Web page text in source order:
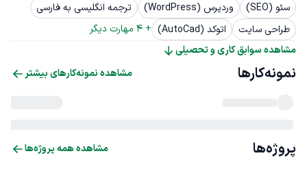
سئو (SEO)
وردپرس (WordPress)
ترجمه انگلیسی به فارسی
طراحی سایت
اتوکد (AutoCad) +
4 مهارت دیگر
مشاهده سوابق کاری و تحصیلی
نمونه‌کارها مشاهده نمونه‌کارهای بیشتر
پروژه‌ها مشاهده همه پروژه‌ها